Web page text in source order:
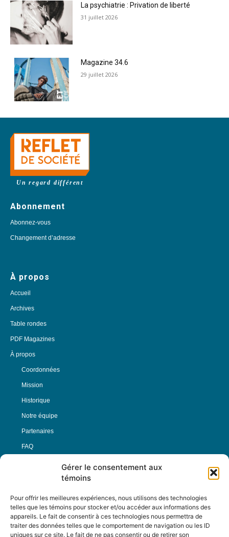
Gérer le consentement aux
témoins
Pour offrir les meilleures expériences, nous utilisons des technologies
telles que les témoins pour stocker et/ou accéder aux informations des
appareils. Le fait de consentir à ces technologies nous permettra de
traiter des données telles que le comportement de navigation ou les ID
uniques sur ce site. Le fait de ne pas consentir ou de retirer son
La psychiatrie : Privation de liberté
31 juillet 2026
Magazine 34.6
29 juillet 2026
Un regard différent
Abonnement
Abonnez-vous
Changement d’adresse
À propos
Accueil
Archives
Table rondes
PDF Magazines
À propos
Coordonnées
Mission
Historique
Notre équipe
Partenaires
FAQ
Nous Suivre